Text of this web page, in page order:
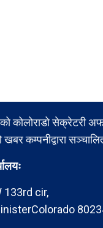
कोलोराडो सेक्रेटरी अफ
खबर कम्पनीद्वारा
133rd cir,